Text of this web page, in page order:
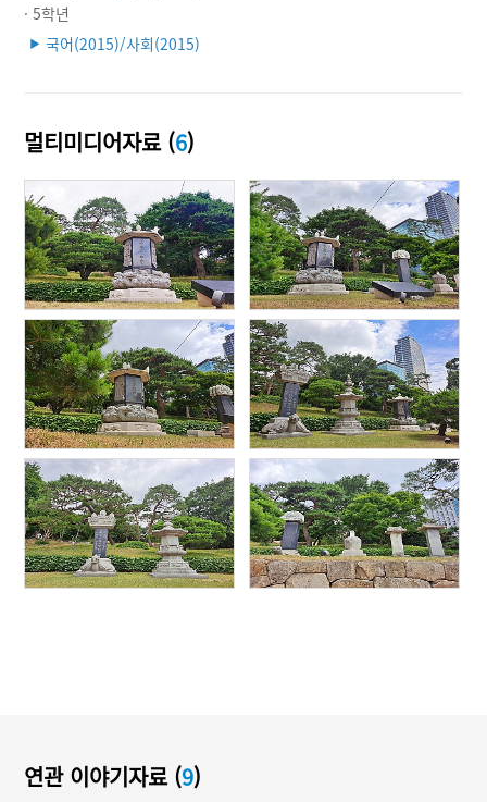
· 5학년
▶ 국어(2015)/사회(2015)
멀티미디어자료 (6)
연관 이야기자료 (9)